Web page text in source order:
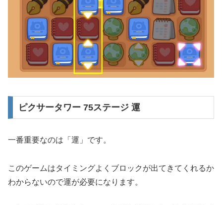
ピクサータワー 75ステージ 運
一番重要なのは「運」です。
このゲームはタイミングよくブロックが出てきてくれるか
わからないので運が必要になります。